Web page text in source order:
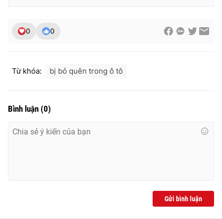
0 0
Từ khóa: bị bỏ quên trong ô tô
Bình luận (0)
Gửi bình luận